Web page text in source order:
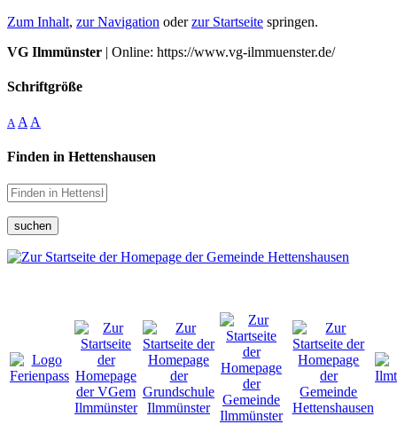
Zum Inhalt, zur Navigation oderzur Startseite springen.
VG Ilmmünster | Online: https://www.vg-ilmmuenster.de/
Schriftgröße
A A A
Finden in Hettenshausen
suchen